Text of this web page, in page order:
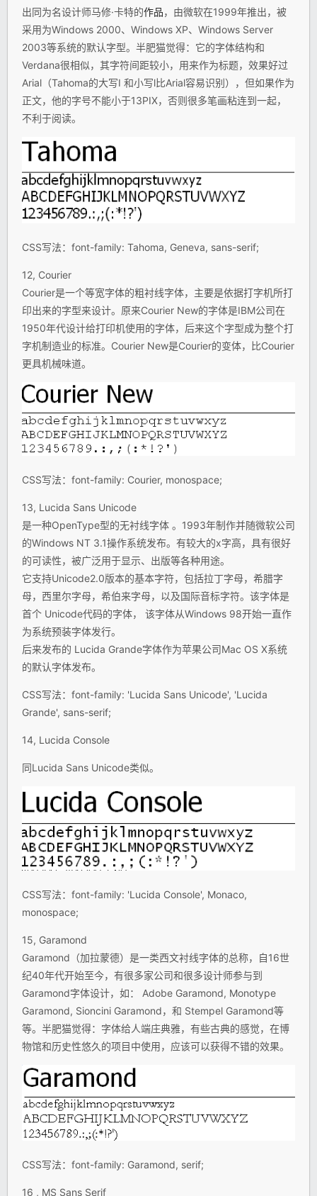
出同为名设计师马修·卡特的作品，由微软在1999年推出，被
采用为Windows 2000、Windows XP、Windows Server
2003等系统的默认字型。半肥猫觉得：它的字体结构和
Verdana很相似，其字符间距较小，用来作为标题，效果好过
Arial（Tahoma的大写I 和小写l比Arial容易识别），但如果作为
正文，他的字号不能小于13PIX，否则很多笔画粘连到一起，
不利于阅读。
CSS写法：font-family: Tahoma, Geneva, sans-serif;
12, Courier
Courier是一个等宽字体的粗衬线字体，主要是依据打字机所打
印出来的字型来设计。原来Courier New的字体是IBM公司在
1950年代设计给打印机使用的字体，后来这个字型成为整个打
字机制造业的标准。Courier New是Courier的变体，比Courier
更具机械味道。
CSS写法：font-family: Courier, monospace;
13, Lucida Sans Unicode
是一种OpenType型的无衬线字体 。1993年制作并随微软公司
的Windows NT 3.1操作系统发布。有较大的x字高，具有很好
的可读性，被广泛用于显示、出版等各种用途。
它支持Unicode2.0版本的基本字符，包括拉丁字母，希腊字
母，西里尔字母，希伯来字母，以及国际音标字符。该字体是
首个 Unicode代码的字体， 该字体从Windows 98开始一直作
为系统预装字体发行。
后来发布的 Lucida Grande字体作为苹果公司Mac OS X系统
的默认字体发布。
CSS写法：font-family: 'Lucida Sans Unicode', 'Lucida
Grande', sans-serif;
14, Lucida Console
同Lucida Sans Unicode类似。
CSS写法：font-family: 'Lucida Console', Monaco,
monospace;
15, Garamond
Garamond（加拉蒙德）是一类西文衬线字体的总称，自16世
纪40年代开始至今，有很多家公司和很多设计师参与到
Garamond字体设计，如： Adobe Garamond, Monotype
Garamond, Sioncini Garamond，和 Stempel Garamond等
等。半肥猫觉得：字体给人端庄典雅，有些古典的感觉，在博
物馆和历史性悠久的项目中使用，应该可以获得不错的效果。
CSS写法：font-family: Garamond, serif;
16 , MS Sans Serif